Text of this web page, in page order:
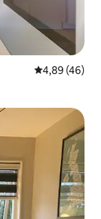
prosječna
4,89 (46)